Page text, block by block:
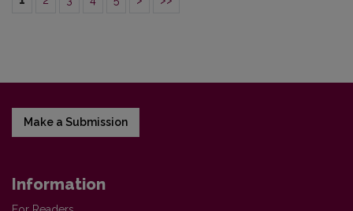
Make a Submission
Information